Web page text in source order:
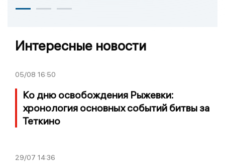
Интересные новости
05/08 16:50
Ко дню освобождения Рыжевки:
хронология основных событий битвы за
Теткино
29/07 14:36